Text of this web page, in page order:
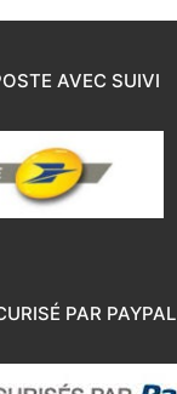
AVEC SUIVI
PAR PAYPAL